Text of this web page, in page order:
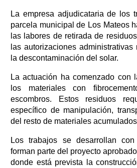
La empresa adjudicataria de los
parcela municipal de Los Mateos
las labores de retirada de
las autorizaciones
la descontaminación del solar.
La actuación ha comenzado con
los materiales con
escombros. Estos residuos
específico de manipulación,
del resto de materiales
Los trabajos se desarrollan
forman parte del proyecto
donde está prevista la